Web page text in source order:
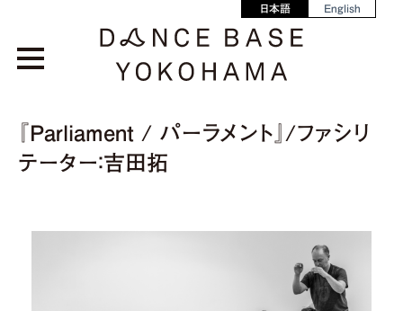
日本語 English
『Parliament / パーラメント』/ファシリ
テーター：吉田拓